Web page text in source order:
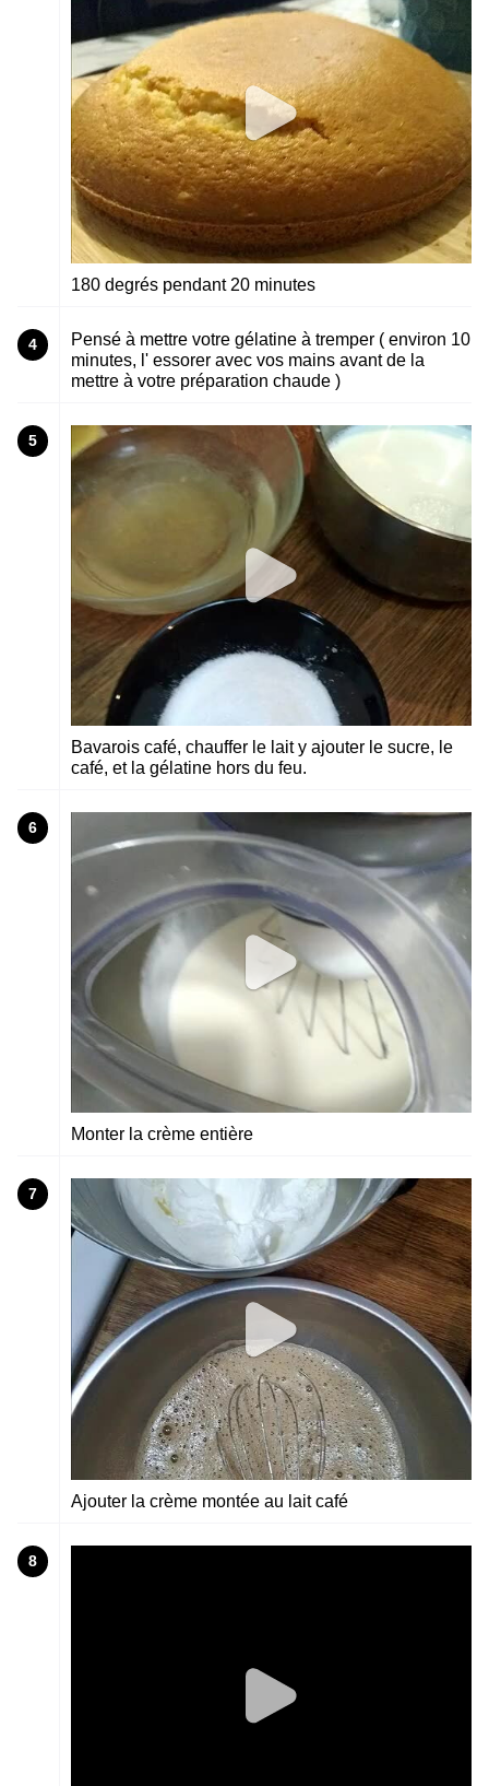
180 degrés pendant 20 minutes
4
Pensé à mettre votre gélatine à tremper ( environ 10
minutes, l' essorer avec vos mains avant de la
mettre à votre préparation chaude )
5
Bavarois café, chauffer le lait y ajouter le sucre, le
café, et la gélatine hors du feu.
6
Monter la crème entière
7
Ajouter la crème montée au lait café
8